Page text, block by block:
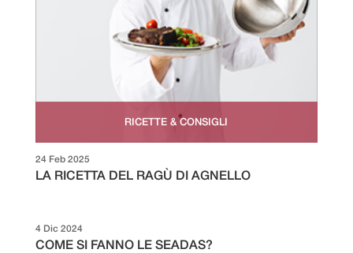
RICETTE & CONSIGLI
LA RICETTA DEL RAGÙ DI AGNELLO
24 Feb 2025
COME SI FANNO LE SEADAS?
4 Dic 2024